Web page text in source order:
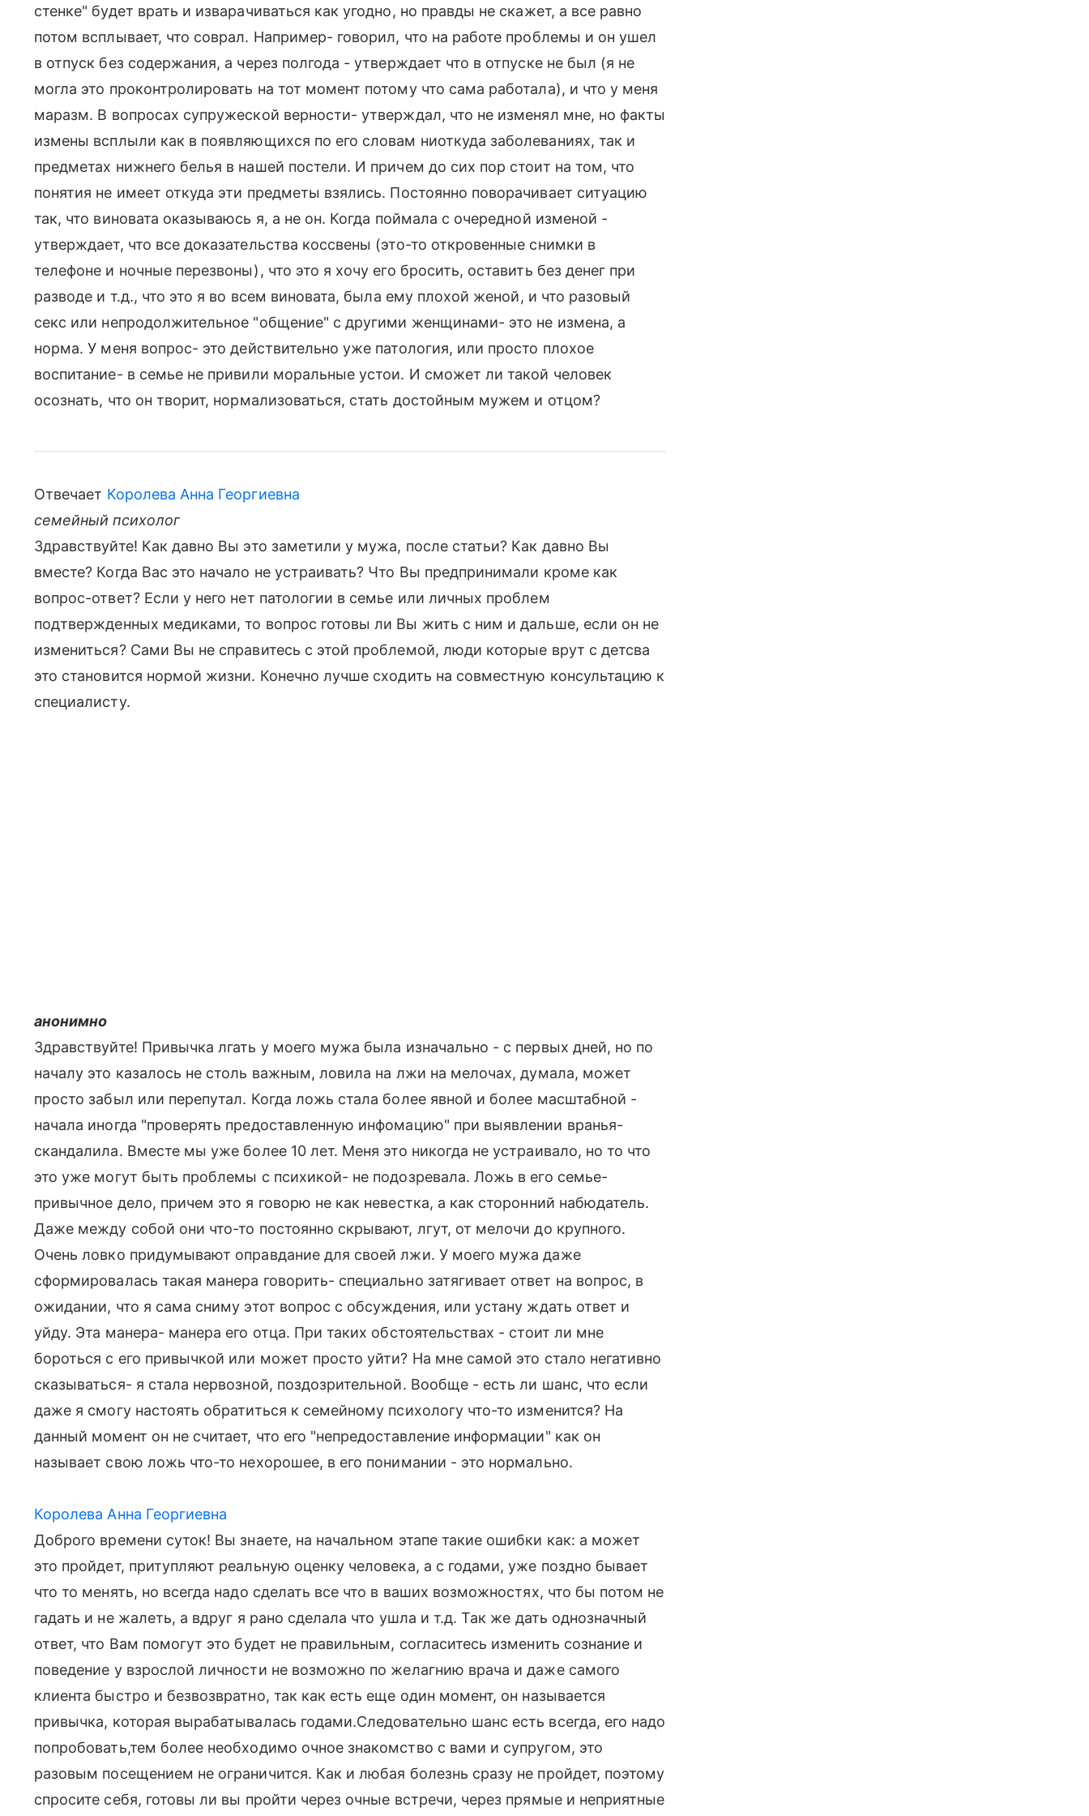
стенке" будет врать и изварачиваться как угодно, но правды не скажет, а все равно
потом всплывает, что соврал. Например- говорил, что на работе проблемы и он ушел
в отпуск без содержания, а через полгода - утверждает что в отпуске не был (я не
могла это проконтролировать на тот момент потому что сама работала), и что у меня
маразм. В вопросах супружеской верности- утверждал, что не изменял мне, но факты
измены всплыли как в появляющихся по его словам ниоткуда заболеваниях, так и
предметах нижнего белья в нашей постели. И причем до сих пор стоит на том, что
понятия не имеет откуда эти предметы взялись. Постоянно поворачивает ситуацию
так, что виновата оказываюсь я, а не он. Когда поймала с очередной изменой -
утверждает, что все доказательства коссвены (это-то откровенные снимки в
телефоне и ночные перезвоны), что это я хочу его бросить, оставить без денег при
разводе и т.д., что это я во всем виновата, была ему плохой женой, и что разовый
секс или непродолжительное "общение" с другими женщинами- это не измена, а
норма. У меня вопрос- это действительно уже патология, или просто плохое
воспитание- в семье не привили моральные устои. И сможет ли такой человек
осознать, что он творит, нормализоваться, стать достойным мужем и отцом?
Отвечает Королева Анна Георгиевна
семейный психолог
Здравствуйте! Как давно Вы это заметили у мужа, после статьи? Как давно Вы
вместе? Когда Вас это начало не устраивать? Что Вы предпринимали кроме как
вопрос-ответ? Если у него нет патологии в семье или личных проблем
подтвержденных медиками, то вопрос готовы ли Вы жить с ним и дальше, если он не
измениться? Сами Вы не справитесь с этой проблемой, люди которые врут с детсва
это становится нормой жизни. Конечно лучше сходить на совместную консультацию к
специалисту.
анонимно
Здравствуйте! Привычка лгать у моего мужа была изначально - с первых дней, но по
началу это казалось не столь важным, ловила на лжи на мелочах, думала, может
просто забыл или перепутал. Когда ложь стала более явной и более масштабной -
начала иногда "проверять предоставленную инфомацию" при выявлении вранья-
скандалила. Вместе мы уже более 10 лет. Меня это никогда не устраивало, но то что
это уже могут быть проблемы с психикой- не подозревала. Ложь в его семье-
привычное дело, причем это я говорю не как невестка, а как сторонний набюдатель.
Даже между собой они что-то постоянно скрывают, лгут, от мелочи до крупного.
Очень ловко придумывают оправдание для своей лжи. У моего мужа даже
сформировалась такая манера говорить- специально затягивает ответ на вопрос, в
ожидании, что я сама сниму этот вопрос с обсуждения, или устану ждать ответ и
уйду. Эта манера- манера его отца. При таких обстоятельствах - стоит ли мне
бороться с его привычкой или может просто уйти? На мне самой это стало негативно
сказываться- я стала нервозной, поздозрительной. Вообще - есть ли шанс, что если
даже я смогу настоять обратиться к семейному психологу что-то изменится? На
данный момент он не считает, что его "непредоставление информации" как он
называет свою ложь что-то нехорошее, в его понимании - это нормально.
Королева Анна Георгиевна
Доброго времени суток! Вы знаете, на начальном этапе такие ошибки как: а может
это пройдет, притупляют реальную оценку человека, а с годами, уже поздно бывает
что то менять, но всегда надо сделать все что в ваших возможностях, что бы потом не
гадать и не жалеть, а вдруг я рано сделала что ушла и т.д. Так же дать однозначный
ответ, что Вам помогут это будет не правильным, согласитесь изменить сознание и
поведение у взрослой личности не возможно по желагнию врача и даже самого
клиента быстро и безвозвратно, так как есть еще один момент, он называется
привычка, которая вырабатывалась годами.Следовательно шанс есть всегда, его надо
попробовать,тем более необходимо очное знакомство с вами и супругом, это
разовым посещением не ограничится. Как и любая болезнь сразу не пройдет, поэтому
спросите себя, готовы ли вы пройти через очные встречи, через прямые и неприятные